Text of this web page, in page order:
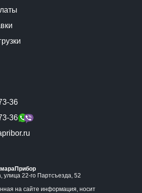
36
36
улица 22-го Партсъезда, 52
на сайте информация, носит